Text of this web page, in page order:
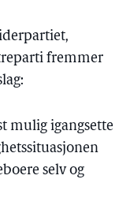
fremmer
mulig igangsette
selv og